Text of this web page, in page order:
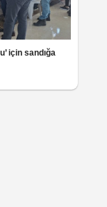
için sandığa